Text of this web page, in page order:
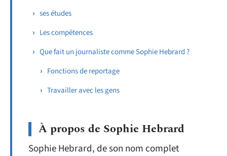
ses études
Les compétences
Que fait un journaliste comme Sophie Hebrard ?
Fonctions de reportage
Travailler avec les gens
À propos de Sophie Hebrard
Sophie Hebrard, de son nom complet